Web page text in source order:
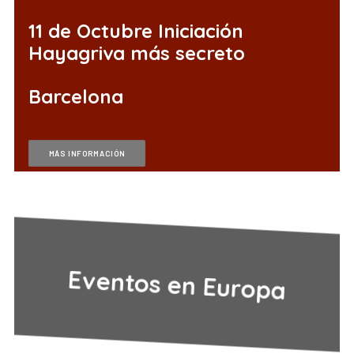
11 de Octubre Iniciación
Hayagriva más secreto
Barcelona
MÁS INFORMACIÓN
Eventos en Europa